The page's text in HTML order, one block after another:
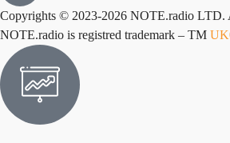
Copyrights © 2023-2026 NOTE.radio LTD.
NOTE.radio is registred trademark – TM